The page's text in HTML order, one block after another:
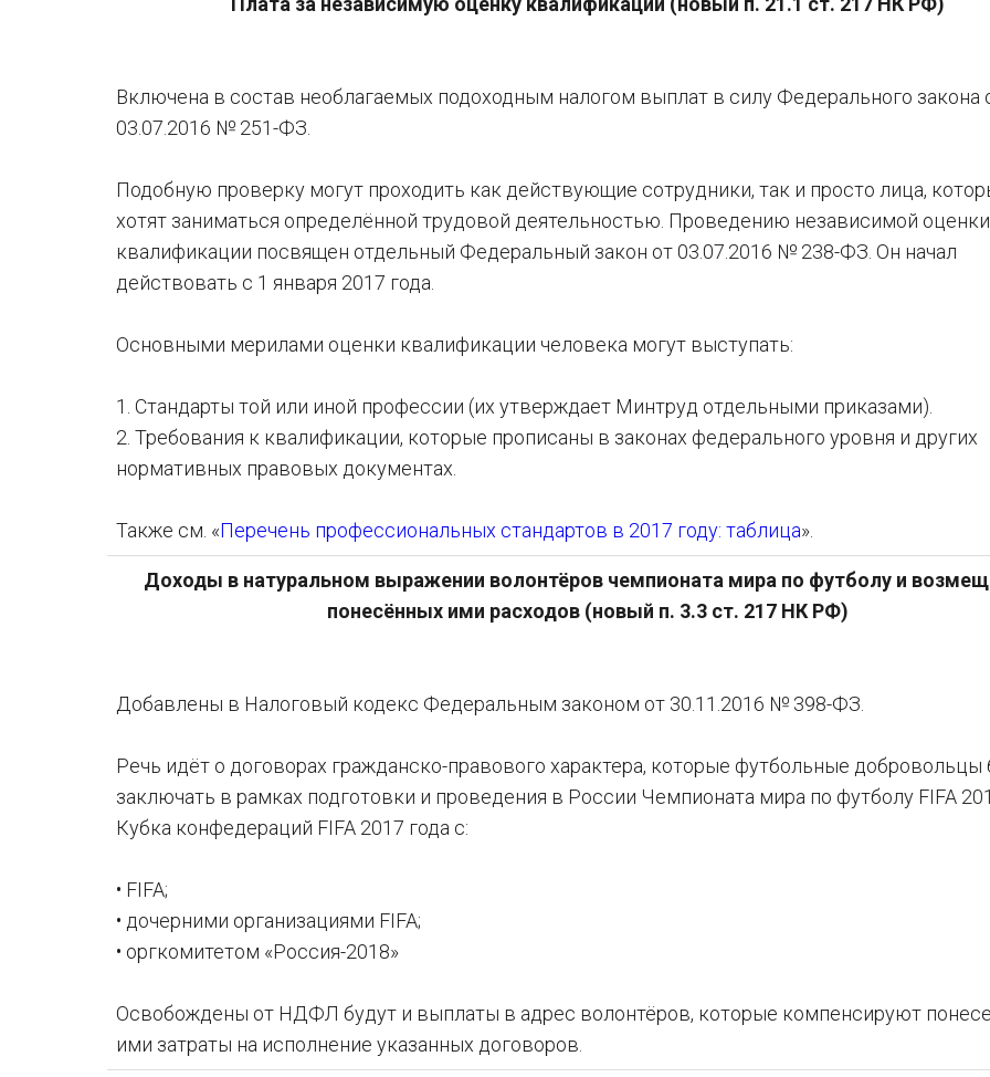
Включена в состав необлагаемых подоходным налогом выплат в силу Федерального закона
03.07.2016 № 251-ФЗ.
Подобную проверку могут проходить как действующие сотрудники, так и просто лица,
хотят заниматься определённой трудовой деятельностью. Проведению независимой оценки
квалификации посвящен отдельный Федеральный закон от 03.07.2016 № 238-ФЗ. Он начал
действовать с 1 января 2017 года.
Основными мерилами оценки квалификации человека могут выступать:
1. Стандарты той или иной профессии (их утверждает Минтруд отдельными приказами).
2. Требования к квалификации, которые прописаны в законах федерального уровня и других
нормативных правовых документах.
Также см. «Перечень профессиональных стандартов в 2017 году: таблица».
Доходы в натуральном выражении волонтёров чемпионата мира по футболу и
понесённых ими расходов (новый п. 3.3 ст. 217 НК РФ)
Добавлены в Налоговый кодекс Федеральным законом от 30.11.2016 № 398-ФЗ.
Речь идёт о договорах гражданско-правового характера, которые футбольные добровольцы
заключать в рамках подготовки и проведения в России Чемпионата мира по футболу FIFA
Кубка конфедераций FIFA 2017 года с:
• FIFA;
• дочерними организациями FIFA;
• оргкомитетом «Россия-2018»
Освобождены от НДФЛ будут и выплаты в адрес волонтёров, которые компенсируют
ими затраты на исполнение указанных договоров.